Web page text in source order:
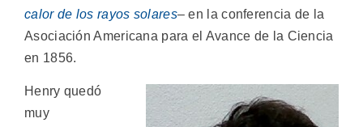
calor de los rayos solares– en la conferencia de la
Asociación Americana para el Avance de la Ciencia
en 1856.
Henry quedó
muy